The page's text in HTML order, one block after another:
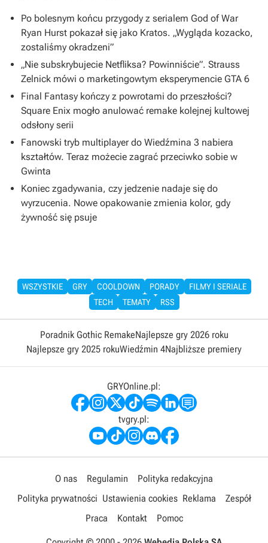
Po bolesnym końcu przygody z serialem God of War
Ryan Hurst pokazał się jako Kratos. „Wygląda kozacko,
zostaliśmy okradzeni”
„Nie subskrybujecie Netfliksa? Powinniście”. Strauss
Zelnick mówi o marketingowtym eksperymencie GTA 6
Final Fantasy kończy z powrotami do przeszłości?
Square Enix mogło anulować remake kolejnej kultowej
odsłony serii
Fanowski tryb multiplayer do Wiedźmina 3 nabiera
kształtów. Teraz możecie zagrać przeciwko sobie w
Gwinta
Koniec zgadywania, czy jedzenie nadaje się do
wyrzucenia. Nowe opakowanie zmienia kolor, gdy
żywność się psuje
WSZYSTKIE GRY COOLDOWN PORADY
FILMY I SERIALE
TECH
TEMATY RSS
Poradnik Gothic RemakeNajlepsze gry 2026 roku
Najlepsze gry 2025 rokuWiedźmin 4Najbliższe premiery
GRYOnline.pl:
tvgry.pl:
O nas Regulamin
Polityka redakcyjna
Polityka prywatności Ustawienia cookies Reklama
Zespół
Praca
Kontakt Pomoc